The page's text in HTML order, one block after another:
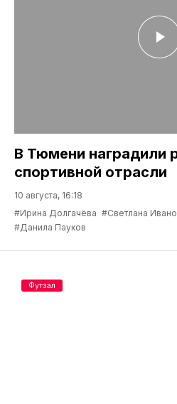
В Тюмени наградили
спортивной отрасли
10 августа, 16:18
#Ирина Долгачёва #Светлана
#Данила Пауков
Футзал